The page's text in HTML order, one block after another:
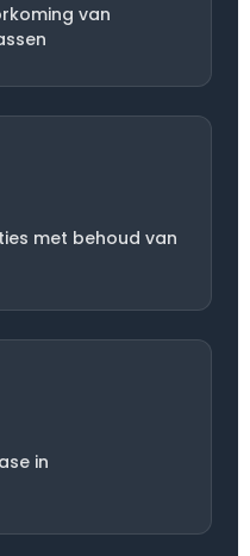
van
met behoud van
in